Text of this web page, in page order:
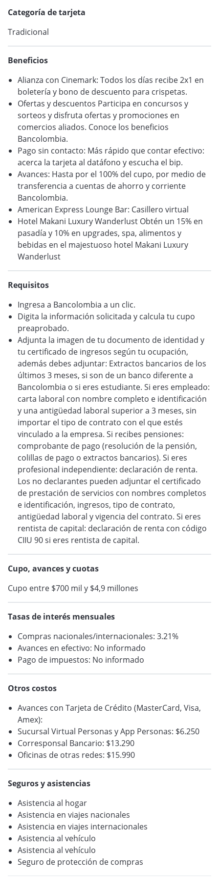
VER BLOG
Categoría de tarjeta
Tradicional
Beneficios
Alianza con Cinemark: Todos los días recibe 2x1 en
boletería y bono de descuento para crispetas.
Ofertas y descuentos Participa en concursos y
sorteos y disfruta ofertas y promociones en
comercios aliados. Conoce los beneficios
Bancolombia.
Pago sin contacto: Más rápido que contar efectivo:
acerca la tarjeta al datáfono y escucha el bip.
Avances: Hasta por el 100% del cupo, por medio de
transferencia a cuentas de ahorro y corriente
Bancolombia.
American Express Lounge Bar: Casillero virtual
Hotel Makani Luxury Wanderlust Obtén un 15% en
pasadía y 10% en upgrades, spa, alimentos y
bebidas en el majestuoso hotel Makani Luxury
Wanderlust
Requisitos
Ingresa a Bancolombia a un clic.
Digita la información solicitada y calcula tu cupo
preaprobado.
Adjunta la imagen de tu documento de identidad y
tu certificado de ingresos según tu ocupación,
además debes adjuntar: Extractos bancarios de los
últimos 3 meses, si son de un banco diferente a
Bancolombia o si eres estudiante. Si eres empleado:
carta laboral con nombre completo e identificación
y una antigüedad laboral superior a 3 meses, sin
importar el tipo de contrato con el que estés
vinculado a la empresa. Si recibes pensiones:
comprobante de pago (resolución de la pensión,
colillas de pago o extractos bancarios). Si eres
profesional independiente: declaración de renta.
Los no declarantes pueden adjuntar el certificado
de prestación de servicios con nombres completos
e identificación, ingresos, tipo de contrato,
antigüedad laboral y vigencia del contrato. Si eres
rentista de capital: declaración de renta con código
CIIU 90 si eres rentista de capital.
Cupo, avances y cuotas
Cupo entre $700 mil y $4,9 millones
Tasas de interés mensuales
Compras nacionales/internacionales: 3.21%
Avances en efectivo: No informado
Pago de impuestos: No informado
Otros costos
Avances con Tarjeta de Crédito (MasterCard, Visa,
Amex):
Sucursal Virtual Personas y App Personas: $6.250
Corresponsal Bancario: $13.290
Oficinas de otras redes: $15.990
Seguros y asistencias
Asistencia al hogar
Asistencia en viajes nacionales
Asistencia en viajes internacionales
Asistencia al vehículo
Asistencia al vehículo
Seguro de protección de compras